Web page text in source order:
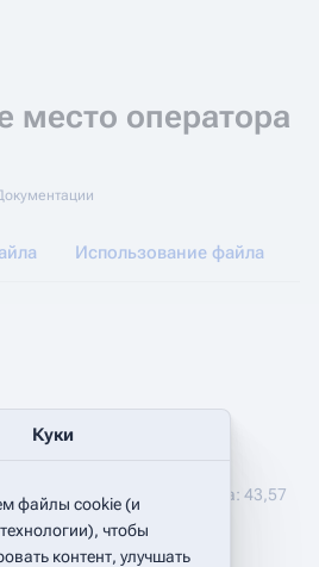
место оператора
Использование файла
(размер файла: 43,57
Куки
файлы cookie (и
чтобы
контент, улучшать